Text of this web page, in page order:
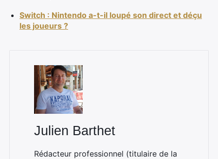
Switch : Nintendo a-t-il loupé son direct et déçu
les joueurs ?
Julien Barthet
Rédacteur professionnel (titulaire de la